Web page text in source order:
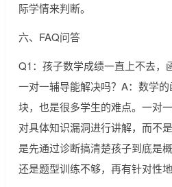
际学情来判断。
六、FAQ问答
Q1：孩子数学成绩一直上不去，
一对一辅导能解决吗？A：数学
块，也是很多学生的难点。一对
对具体知识漏洞进行讲解，而不
是先通过诊断搞清楚孩子到底是
还是题型训练不够，再有针对性地